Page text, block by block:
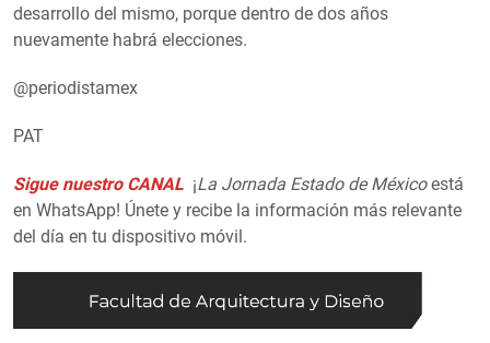
desarrollo del mismo, porque dentro de dos años
nuevamente habrá elecciones.
@periodistamex
PAT
Sigue nuestro CANAL ¡La Jornada Estado de Méxicoestá
en WhatsApp! Únete y recibe la información más relevante
del día en tu dispositivo móvil.